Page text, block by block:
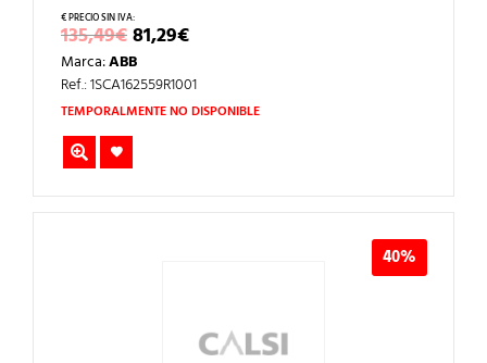
135,49€EL
PRECIO
ORIGINAL
ERA:
135,49€.
81,29€EL
PRECIO
ES:
81,29€.
Marca:ABB
Ref.: 1SCA162559R1001
TEMPORALMENTE NO DISPONIBLE
40%